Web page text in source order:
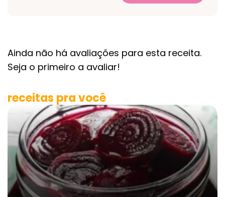
Ainda não há avaliações para esta receita.
Seja o primeiro a avaliar!
receitas pra você